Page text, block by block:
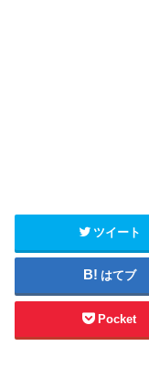
ツイート
はてブ
Pocket